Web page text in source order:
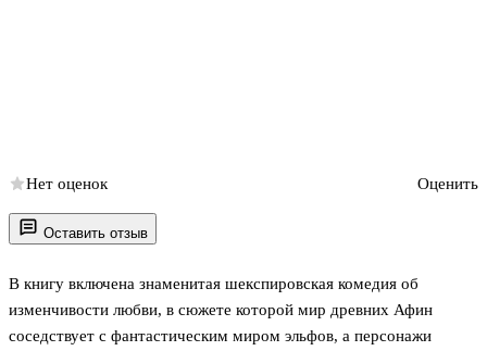
Оставить отзыв
В книгу включена знаменитая шекспировская комедия об
изменчивости любви, в сюжете которой мир древних Афин
соседствует с фантастическим миром эльфов, а персонажи
Нет оценок Оценить